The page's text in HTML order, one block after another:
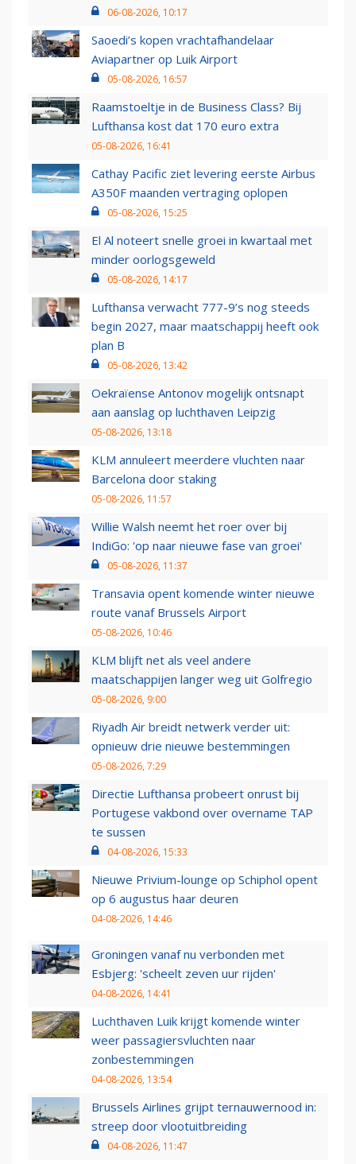
06-08-2026, 10:17
Saoedi’s kopen vrachtafhandelaar
Aviapartner op Luik Airport
05-08-2026, 16:57
Raamstoeltje in de Business Class? Bij
Lufthansa kost dat 170 euro extra
05-08-2026, 16:41
Cathay Pacific ziet levering eerste Airbus
A350F maanden vertraging oplopen
05-08-2026, 15:25
El Al noteert snelle groei in kwartaal met
minder oorlogsgeweld
05-08-2026, 14:17
Lufthansa verwacht 777-9’s nog steeds
begin 2027, maar maatschappij heeft ook
plan B
05-08-2026, 13:42
Oekraïense Antonov mogelijk ontsnapt
aan aanslag op luchthaven Leipzig
05-08-2026, 13:18
KLM annuleert meerdere vluchten naar
Barcelona door staking
05-08-2026, 11:57
Willie Walsh neemt het roer over bij
IndiGo: 'op naar nieuwe fase van groei'
05-08-2026, 11:37
Transavia opent komende winter nieuwe
route vanaf Brussels Airport
05-08-2026, 10:46
KLM blijft net als veel andere
maatschappijen langer weg uit Golfregio
05-08-2026, 9:00
Riyadh Air breidt netwerk verder uit:
opnieuw drie nieuwe bestemmingen
05-08-2026, 7:29
Directie Lufthansa probeert onrust bij
Portugese vakbond over overname TAP
te sussen
04-08-2026, 15:33
Nieuwe Privium-lounge op Schiphol opent
op 6 augustus haar deuren
04-08-2026, 14:46
Groningen vanaf nu verbonden met
Esbjerg: 'scheelt zeven uur rijden'
04-08-2026, 14:41
Luchthaven Luik krijgt komende winter
weer passagiersvluchten naar
zonbestemmingen
04-08-2026, 13:54
Brussels Airlines grijpt ternauwernood in:
streep door vlootuitbreiding
04-08-2026, 11:47